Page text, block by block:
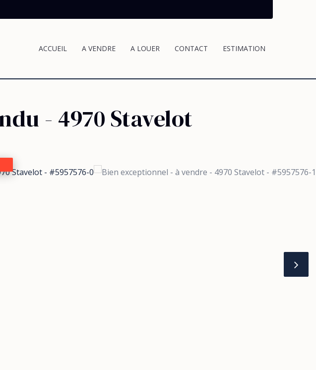
ACCUEIL A VENDRE A LOUER CONTACT ESTIMATION
- 4970 Stavelot